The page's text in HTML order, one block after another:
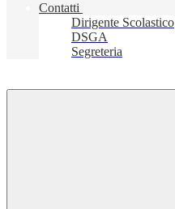
Contatti
Dirigente Scolastico
DSGA
Segreteria